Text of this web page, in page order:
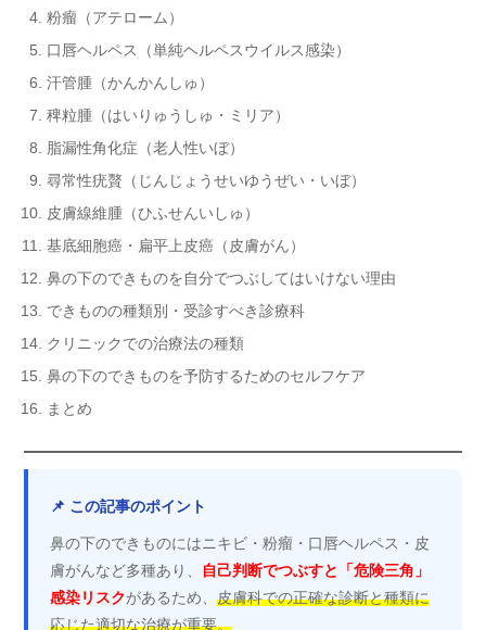
粉瘤（アテローム）
口唇ヘルペス（単純ヘルペスウイルス感染）
汗管腫（かんかんしゅ）
稗粒腫（はいりゅうしゅ・ミリア）
脂漏性角化症（老人性いぼ）
尋常性疣贅（じんじょうせいゆうぜい・いぼ）
皮膚線維腫（ひふせんいしゅ）
基底細胞癌・扁平上皮癌（皮膚がん）
鼻の下のできものを自分でつぶしてはいけない理由
できものの種類別・受診すべき診療科
クリニックでの治療法の種類
鼻の下のできものを予防するためのセルフケア
まとめ
📌 この記事のポイント
鼻の下のできものにはニキビ・粉瘤・口唇ヘルペス・皮
膚がんなど多種あり、
自己判断でつぶすと「危険三角」
感染リスクがあるため、 皮膚科での正確な診断と種類に
応じた適切な治療が重要。